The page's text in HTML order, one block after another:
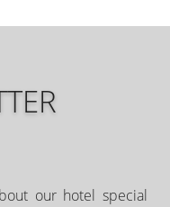
our hotel special